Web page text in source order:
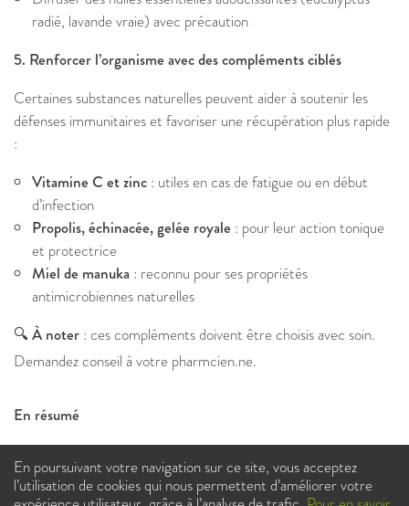
radié, lavande vraie) avec précaution
5. Renforcer l’organisme avec des compléments ciblés
Certaines substances naturelles peuvent aider à soutenir les
défenses immunitaires et favoriser une récupération plus rapide
:
Vitamine C et zinc : utiles en cas de fatigue ou en début
d’infection
Propolis, échinacée, gelée royale : pour leur action tonique
et protectrice
Miel de manuka : reconnu pour ses propriétés
antimicrobiennes naturelles
🔍 À noter : ces compléments doivent être choisis avec soin.
Demandez conseil à votre pharmcien.ne.
En résumé
gestes simples : hydratation adaptée, soins locaux, atmosphère
confortable, et si besoin, un petit coup de pouce naturel.
En poursuivant votre navigation sur ce site, vous acceptez
l’utilisation de cookies qui nous permettent d’améliorer votre